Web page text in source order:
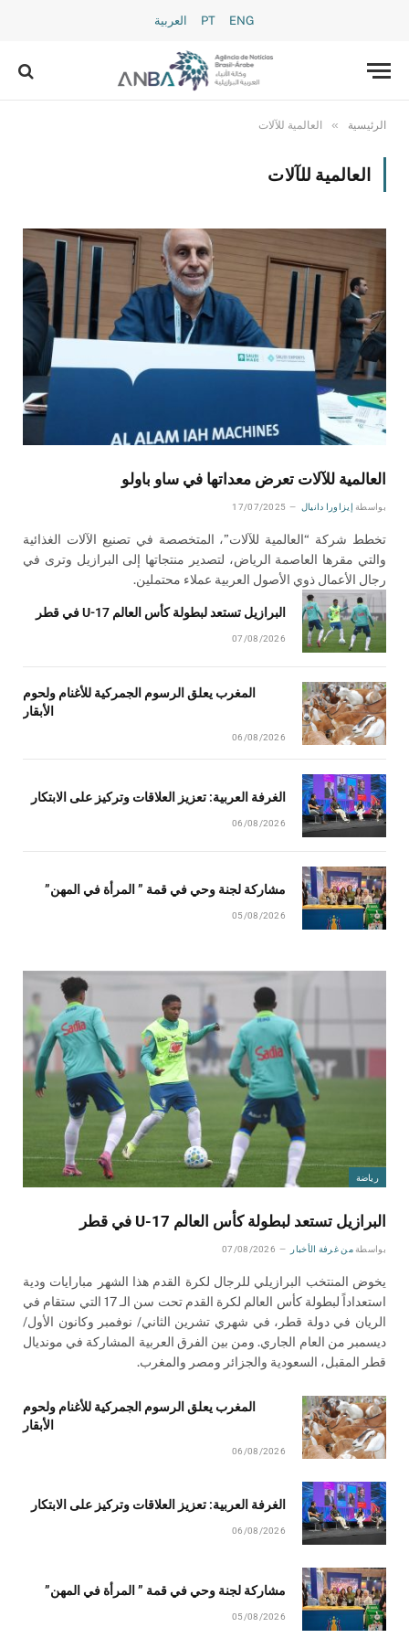
PT ENG العربية
الرئيسية » العالمية للآلات
العالمية للآلات
العالمية للآلات تعرض معداتها في ساو باولو
بواسطة إيزاورا دانيال 17/07/2025
تخطط شركة “العالمية للآلات”، المتخصصة في تصنيع الآلات الغذائية
والتي مقرها العاصمة الرياض، لتصدير منتجاتها إلى البرازيل وترى في
رجال الأعمال ذوي الأصول العربية عملاء محتملين.
البرازيل تستعد لبطولة كأس العالم U-17 في قطر
07/08/2026
المغرب يعلق الرسوم الجمركية للأغنام ولحوم
الأبقار
06/08/2026
الغرفة العربية: تعزيز العلاقات وتركيز على الابتكار
06/08/2026
مشاركة لجنة وحي في قمة ” المرأة في المهن”
05/08/2026
رياضة
البرازيل تستعد لبطولة كأس العالم U-17 في قطر
بواسطة من غرفة الأخبار 07/08/2026
يخوض المنتخب البرازيلي للرجال لكرة القدم هذا الشهر مبارايات ودية
استعداداً لبطولة كأس العالم لكرة القدم تحت سن الـ 17 التي ستقام في
الريان في دولة قطر، في شهري تشرين الثاني/ نوفمبر وكانون الأول/
ديسمبر من العام الجاري. ومن بين الفرق العربية المشاركة في مونديال
قطر المقبل، السعودية والجزائر ومصر والمغرب.
المغرب يعلق الرسوم الجمركية للأغنام ولحوم
الأبقار
06/08/2026
الغرفة العربية: تعزيز العلاقات وتركيز على الابتكار
06/08/2026
مشاركة لجنة وحي في قمة ” المرأة في المهن”
05/08/2026